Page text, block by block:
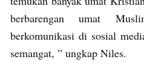
berbarengan umat
berkomunikasi di sosial
semangat, ” ungkap Niles.